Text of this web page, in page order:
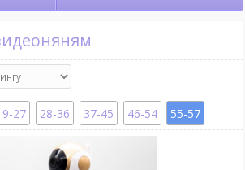
27 28-36 37-45 46-54 55-57